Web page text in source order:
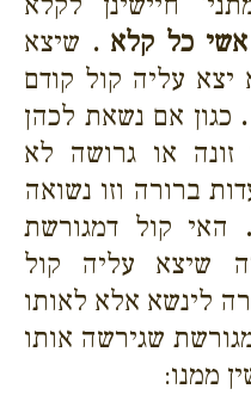
כל קלא . שיצא
עליה קול קודם
כגון אם נשאת לכהן
או גרושה לא
ברורה וזו נשואה
האי קול דמגורשת
שיצא עליה קול
לינשא אלא לאותו
שגירשה אותו
ממנו: